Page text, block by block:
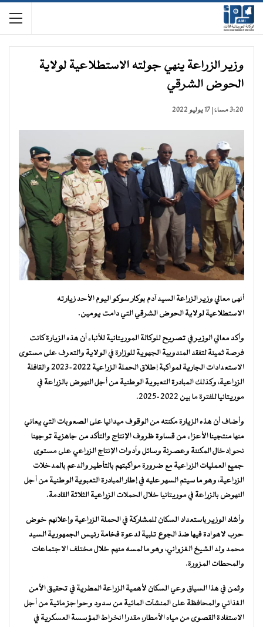
وزير الزراعة ينهي جولته الاستطلاعية لولاية
الحوض الشرقي
3:20 مساءً | 17 يوليو 2022
أنهى معالي وزير الزراعة السيد آدم بوكار سوكو اليوم الأحد زيارته
الاستطلاعية لولاية الحوض الشرقي التي دامت يومين.
وأكد معالي الوزير في تصريح للوكالة الموريتانية للأنباء أن هذه الزيارة كانت
فرصة ثمينة لتفقد المندوبية الجهوية للوزارة في الولاية والتعرف على مستوى
الاستعدادات الجارية لمواكبة إطلاق الحملة الزراعية 2022–2023 والقافلة
الزراعية، وكذلك المبادرة التعبوية الوطنية من أجل النهوض بالزراعة في
موريتانيا للفترة ما بين 2022-2025.
وأضاف أن هذه الزيارة مكنته من الوقوف ميدانيا على الصعوبات التي يعاني
منها منتجينا الأعزاء من قساوة ظروف الإنتاج والتأكد من جاهزية توجهنا
نحو إدخال المكننة وعصرنة وسائل وأدوات الإنتاج الزراعي على مستوى
جميع العمليات الزراعية مع ضرورة مواكبتهم بالتأطير والدعم بالمدخلات
الزراعية، وهو ما سيتم السهر عليه في إطار المبادرة التعبوية الوطنية من أجل
النهوض بالزراعة في موريتانيا خلال الحملات الزراعية الثلاثة القادمة.
وأشاد الوزير باستعداد السكان للمشاركة في الحملة الزراعية وإعلانهم خوض
حرب لاهوادة فيها ضذ الجوع تلبية لدعوة فخامة رئيس الجمهورية السيد
محمد ولد الشيخ الغزواني، وهو ما لمسه منهم خلال مختلف الاجتماعات
والمحطات المزورة.
وثمن في هذا السياق وعي السكان لأهمية الزراعة المطرية في تحقيق الأمن
الغذائي والمحافظة على المنشآت المائية من سدود وحواجز مائية من أجل
الاستفادة القصوى من مياه الأمطار، مقدرا انخراط المؤسسة العسكرية في